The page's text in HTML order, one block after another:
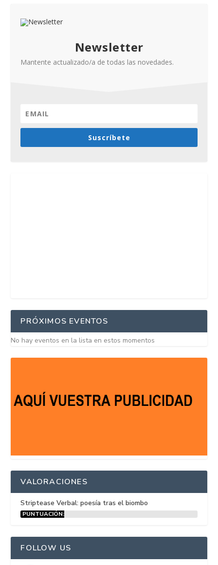
Newsletter
Mantente actualizado/a de todas las novedades.
Suscríbete
PRÓXIMOS EVENTOS
No hay eventos en la lista en estos momentos
VALORACIONES
Striptease Verbal: poesía tras el biombo
PUNTUACIÓN:
FOLLOW US